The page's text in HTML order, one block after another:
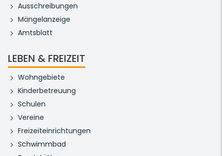
Ausschreibungen
Mängelanzeige
Amtsblatt
LEBEN & FREIZEIT
Wohngebiete
Kinderbetreuung
Schulen
Vereine
Freizeiteinrichtungen
Schwimmbad